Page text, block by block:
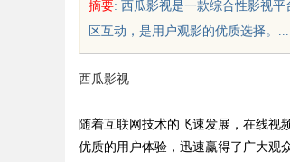
摘要: 西瓜影视是一款综合性影视
区互动，是用户观影的优质选择。
西瓜影视
随着互联网技术的飞速发展，在线视
优质的用户体验，迅速赢得了广大观
两院2026年博士后招聘
的